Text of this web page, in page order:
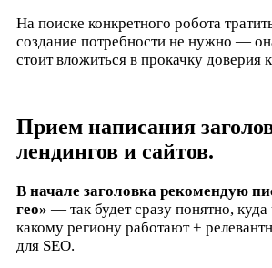
На поиске конкретного робота
создание потребности не нужно —
стоит вложиться в прокачку доверия
Прием написания
лендингов и сайтов.
В начале заголовка рекомендую
гео» — так будет сразу понятно, куда
какому региону работают +
для SEO.